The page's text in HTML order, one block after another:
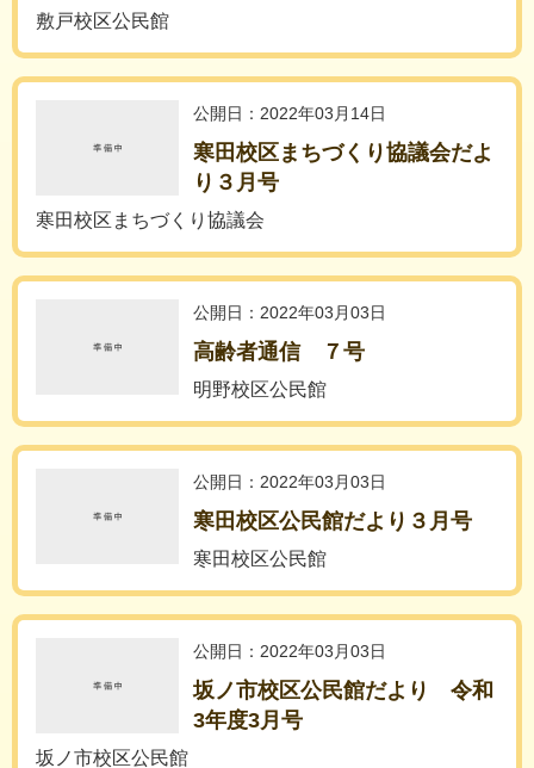
敷戸校区公民館
公開日：2022年03月14日
寒田校区まちづくり協議会だよ
り３月号
寒田校区まちづくり協議会
公開日：2022年03月03日
高齢者通信 ７号
明野校区公民館
公開日：2022年03月03日
寒田校区公民館だより３月号
寒田校区公民館
公開日：2022年03月03日
坂ノ市校区公民館だより 令和
3年度3月号
坂ノ市校区公民館